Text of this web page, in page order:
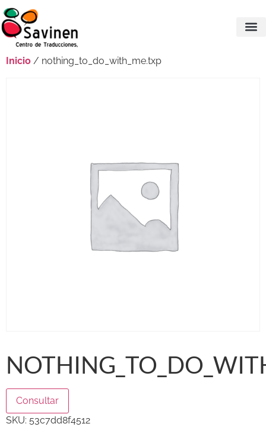
Inicio / nothing_to_do_with_me.txp
Consultar
SKU: 53c7dd8f4512